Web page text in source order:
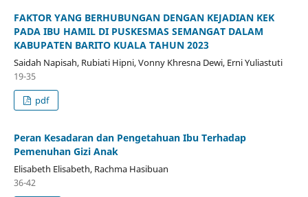
FAKTOR YANG BERHUBUNGAN DENGAN KEJADIAN KEK
PADA IBU HAMIL DI PUSKESMAS SEMANGAT DALAM
KABUPATEN BARITO KUALA TAHUN 2023
Saidah Napisah, Rubiati Hipni, Vonny Khresna Dewi, Erni Yuliastuti
19-35
pdf
Peran Kesadaran dan Pengetahuan Ibu Terhadap
Pemenuhan Gizi Anak
Elisabeth Elisabeth, Rachma Hasibuan
36-42